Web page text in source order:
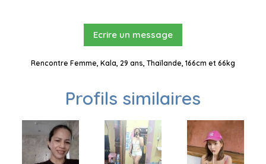
Ecrire un message
Rencontre Femme, Kala, 29 ans, Thaïlande, 166cm et 66kg
Profils similaires